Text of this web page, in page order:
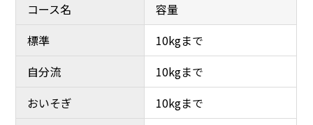
コース名
容量
標準
10kgまで
自分流
10kgまで
おいそぎ
10kgまで